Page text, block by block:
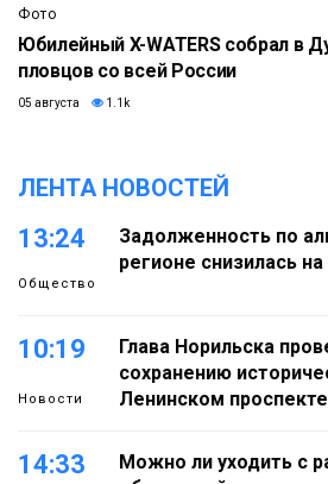
Фото
Юбилейный X-WATERS собрал в
пловцов со всей России
05 августа 1.1k
ЛЕНТА НОВОСТЕЙ
13:24
Общество
Задолженность по
регионе снизилась
10:19
Новости
Глава Норильска
сохранению
Ленинском проспекте
14:33
Можно ли уходить с